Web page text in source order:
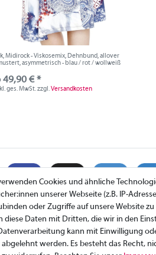
Midirock - Viskosemix, Dehnbund, allover
asymmetrisch - blau / rot / wollweiß
49,90 € *
ges. MwSt.zzgl.Versandkosten
Cookies und ähnliche
unserer Webseite (z.B. IP-
oder Zugriffe auf unsere Website
diese Daten mit Dritten, die wir in den
kann mit Einwilligung
werden. Es besteht das Recht,